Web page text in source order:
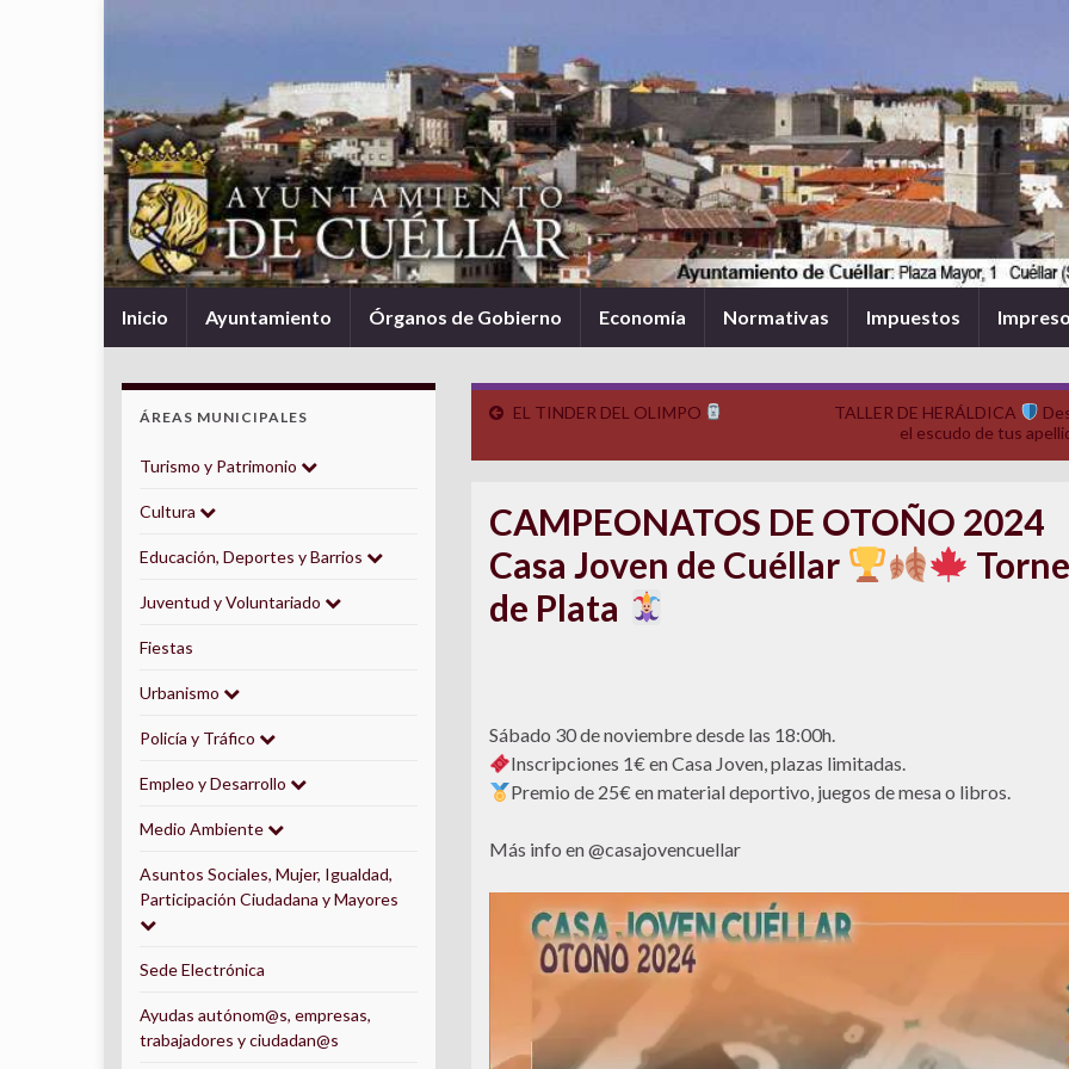
Inicio Ayuntamiento Órganos de Gobierno Economía Normativas Impuestos
EL TINDER DEL OLIMPO TALLER DE HERÁLDICA
el escudo de tus
CAMPEONATOS DE OTOÑO 2024
Casa Joven de Cuéllar
de Plata
Sábado 30 de noviembre desde las 18:00h.
Inscripciones 1€ en Casa Joven, plazas limitadas.
Premio de 25€ en material deportivo, juegos de mesa o libros.
Más info en @casajovencuellar
ÁREAS MUNICIPALES
Turismo y Patrimonio
Cultura
Educación, Deportes y Barrios
Juventud y Voluntariado
Fiestas
Urbanismo
Policía y Tráfico
Empleo y Desarrollo
Medio Ambiente
Asuntos Sociales, Mujer, Igualdad,
Participación Ciudadana y Mayores
Sede Electrónica
Ayudas autónom@s, empresas,
trabajadores y ciudadan@s